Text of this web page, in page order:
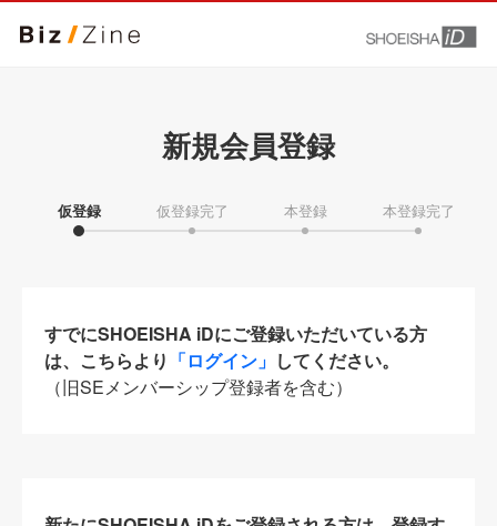
新規会員登録
仮登録 仮登録完了 本登録 本登録完了
すでにSHOEISHA iDにご登録いただいている方
は、こちらより 「ログイン」 してください。
（旧SEメンバーシップ登録者を含む）